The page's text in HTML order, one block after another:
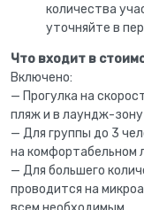
количества
уточняйте в
Что входит в
Включено:
— Прогулка на
пляж и в лаундж-
— Для группы до 3
на комфортабельном
— Для большего
проводится на